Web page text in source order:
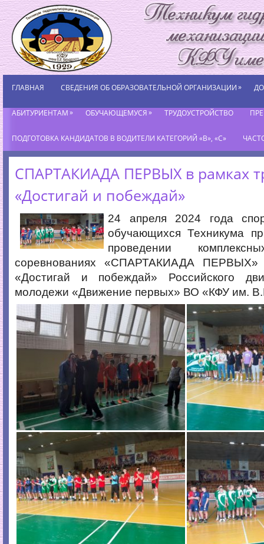
ГЛАВНАЯ СВЕДЕНИЯ ОБ ОБРАЗОВАТЕЛЬНОЙ ОРГАНИЗАЦИИ»
АБИТУРИЕНТАМ» ОБУЧАЮЩЕМУСЯ» ТРУДОУСТРОЙСТВО
ПОДГОТОВКА КАНДИДАТОВ В ВОДИТЕЛИ КАТЕГОРИЙ «В», «С»
СПАРТАКИАДА ПЕРВЫХ в рамках
«Достигай и побеждай»
24 апреля 2024 года
обучающихся Техникума
проведении
соревнованиях «СПАРТАКИАДА ПЕРВЫХ»
«Достигай и побеждай» Российского
молодежи «Движение первых» ВО «КФУ им.